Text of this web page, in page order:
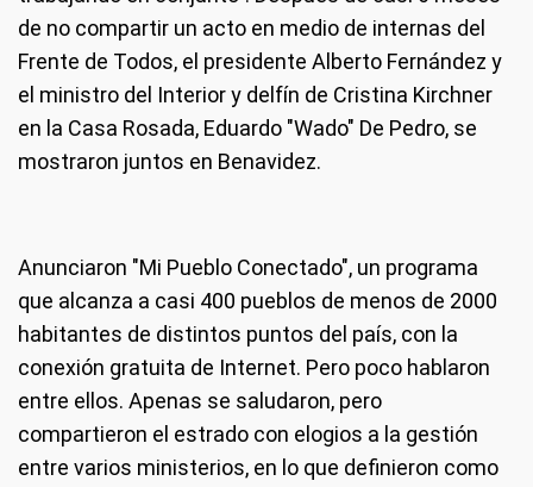
de no compartir un acto en medio de internas del
Frente de Todos, el presidente Alberto Fernández y
el ministro del Interior y delfín de Cristina Kirchner
en la Casa Rosada, Eduardo "Wado" De Pedro, se
mostraron juntos en Benavidez.
Anunciaron "Mi Pueblo Conectado", un programa
que alcanza a casi 400 pueblos de menos de 2000
habitantes de distintos puntos del país, con la
conexión gratuita de Internet. Pero poco hablaron
entre ellos. Apenas se saludaron, pero
compartieron el estrado con elogios a la gestión
entre varios ministerios, en lo que definieron como